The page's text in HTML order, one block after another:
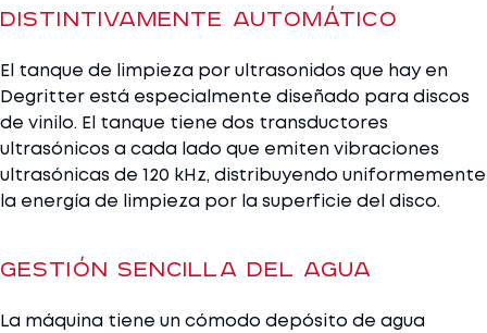
Distintivamente Automático
El tanque de limpieza por ultrasonidos que hay en
Degritter está especialmente diseñado para discos
de vinilo. El tanque tiene dos transductores
ultrasónicos a cada lado que emiten vibraciones
ultrasónicas de 120 kHz, distribuyendo uniformemente
la energía de limpieza por la superficie del disco.
Gestión sencilla del agua
La máquina tiene un cómodo depósito de agua